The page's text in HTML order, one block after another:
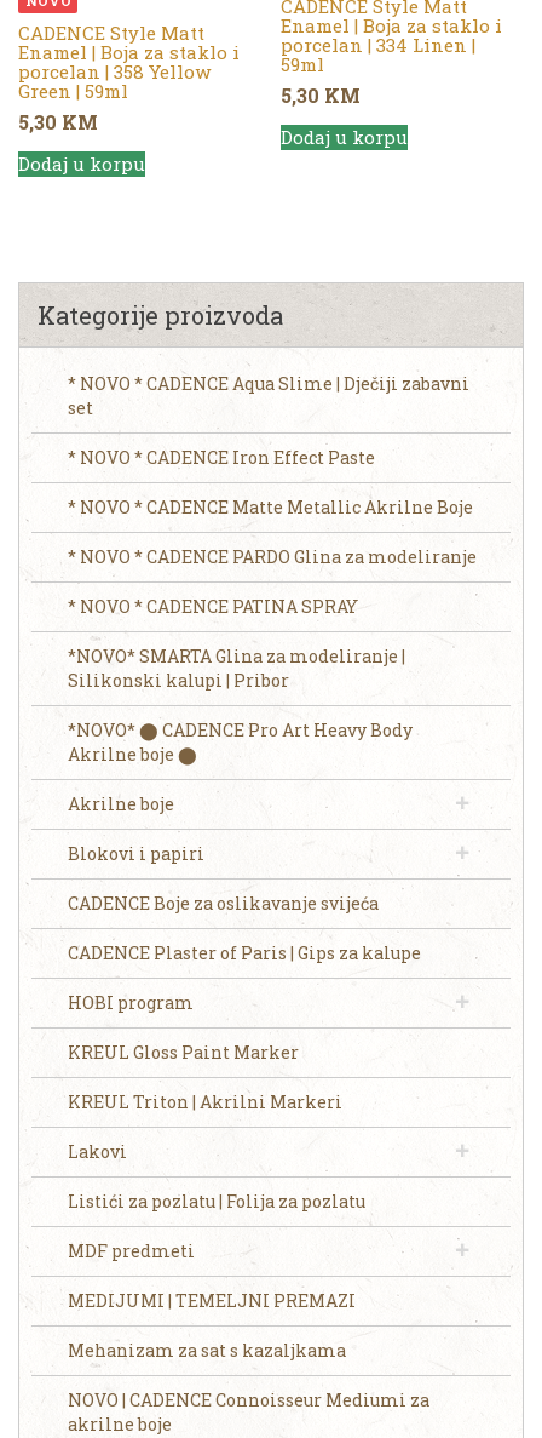
CADENCE Style Matt
Enamel | Boja za staklo i
porcelan | 358 Yellow
Green | 59ml
5,30 KM
Dodaj u korpu
CADENCE Style Matt
Enamel | Boja za staklo i
porcelan | 334 Linen |
59ml
5,30 KM
Dodaj u korpu
Kategorije proizvoda
* NOVO * CADENCE Aqua Slime | Dječiji zabavni
set
* NOVO * CADENCE Iron Effect Paste
* NOVO * CADENCE Matte Metallic Akrilne Boje
* NOVO * CADENCE PARDO Glina za modeliranje
* NOVO * CADENCE PATINA SPRAY
*NOVO* SMARTA Glina za modeliranje |
Silikonski kalupi | Pribor
*NOVO* ⬤ CADENCE Pro Art Heavy Body
Akrilne boje ⬤
Akrilne boje
Blokovi i papiri
CADENCE Boje za oslikavanje svijeća
CADENCE Plaster of Paris | Gips za kalupe
HOBI program
KREUL Gloss Paint Marker
KREUL Triton | Akrilni Markeri
Lakovi
Listići za pozlatu | Folija za pozlatu
MDF predmeti
MEDIJUMI | TEMELJNI PREMAZI
Mehanizam za sat s kazaljkama
NOVO | CADENCE Connoisseur Mediumi za
akrilne boje